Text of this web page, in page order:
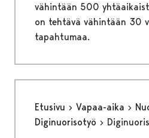
vähintään 500
on tehtävä vähintään 30
tapahtumaa.
Etusivu Vapaa-aika
Diginuorisotyö